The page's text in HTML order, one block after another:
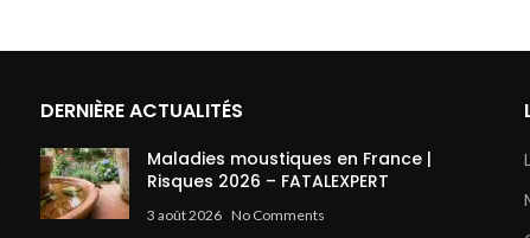
DERNIÈRE ACTUALITÉS
Maladies moustiques en France |
Risques 2026 – FATALEXPERT
3 août 2026 No Comments